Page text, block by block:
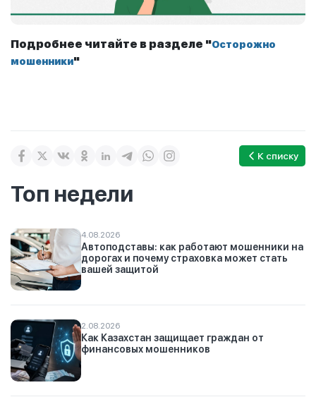
Подробнее читайте в разделе "Осторожно
мошенники"
К списку
Топ недели
4.08.2026
Автоподставы: как работают мошенники на
дорогах и почему страховка может стать
вашей защитой
2.08.2026
Как Казахстан защищает граждан от
финансовых мошенников